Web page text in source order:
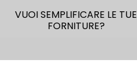
VUOI SEMPLIFICARE LE TUE
FORNITURE?